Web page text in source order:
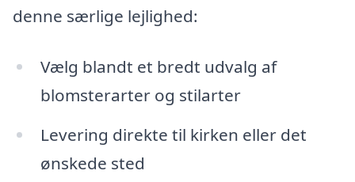
denne særlige lejlighed:
Vælg blandt et bredt udvalg af
blomsterarter og stilarter
Levering direkte til kirken eller det
ønskede sted